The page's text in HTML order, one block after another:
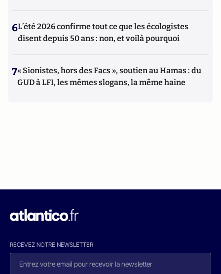
6L’été 2026 confirme tout ce que les écologistes
disent depuis 50 ans : non, et voilà pourquoi
7« Sionistes, hors des Facs », soutien au Hamas : du
GUD à LFI, les mêmes slogans, la même haine
RECEVEZ NOTRE NEWSLETTER